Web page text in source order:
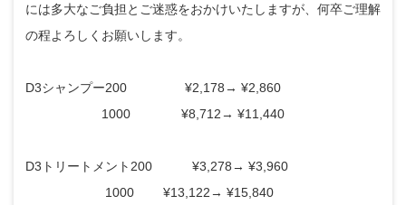
には多大なご負担とご迷惑をおかけいたしますが、何卒ご理解
の程よろしくお願いします。
D3シャンプー200 ¥2,178→ ¥2,860
1000 ¥8,712→ ¥11,440
D3トリートメント200 ¥3,278→ ¥3,960
1000 ¥13,122→ ¥15,840